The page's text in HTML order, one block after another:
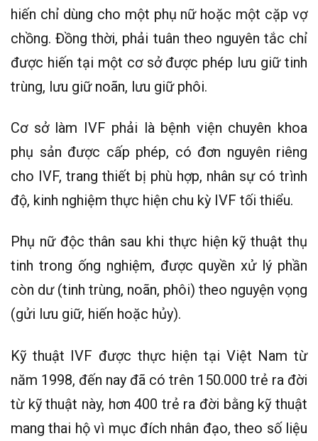
hiến chỉ dùng cho một phụ nữ hoặc một cặp vợ
chồng. Đồng thời, phải tuân theo nguyên tắc chỉ
được hiến tại một cơ sở được phép lưu giữ tinh
trùng, lưu giữ noãn, lưu giữ phôi.
Cơ sở làm IVF phải là bệnh viện chuyên khoa
phụ sản được cấp phép, có đơn nguyên riêng
cho IVF, trang thiết bị phù hợp, nhân sự có trình
độ, kinh nghiệm thực hiện chu kỳ IVF tối thiểu.
Phụ nữ độc thân sau khi thực hiện kỹ thuật thụ
tinh trong ống nghiệm, được quyền xử lý phần
còn dư (tinh trùng, noãn, phôi) theo nguyện vọng
(gửi lưu giữ, hiến hoặc hủy).
Kỹ thuật IVF được thực hiện tại Việt Nam từ
năm 1998, đến nay đã có trên 150.000 trẻ ra đời
từ kỹ thuật này, hơn 400 trẻ ra đời bằng kỹ thuật
mang thai hộ vì mục đích nhân đạo, theo số liệu